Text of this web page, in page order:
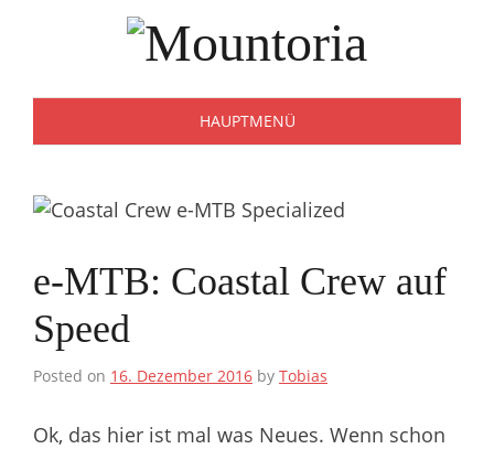
HAUPTMENÜ
e-MTB: Coastal Crew auf
Speed
Posted on 16. Dezember 2016 by Tobias
Ok, das hier ist mal was Neues. Wenn schon